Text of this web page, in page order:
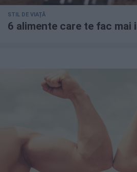
STIL DE VIAȚĂ
6 alimente care te fac mai